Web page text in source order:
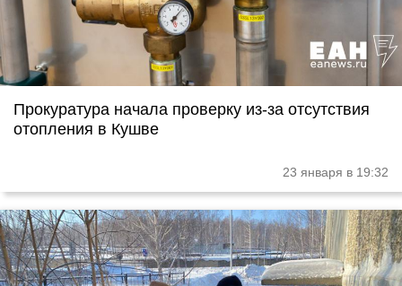
Прокуратура начала проверку из-за отсутствия
отопления в Кушве
23 января в 19:32